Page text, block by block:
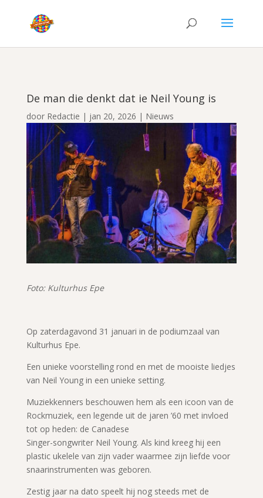
De man die denkt dat ie Neil Young is
door Redactie | jan 20, 2026 | Nieuws
Foto: Kulturhus Epe
Op zaterdagavond 31 januari in de podiumzaal van
Kulturhus Epe.
Een unieke voorstelling rond en met de mooiste liedjes
van Neil Young in een unieke setting.
Muziekkenners beschouwen hem als een icoon van de
Rockmuziek, een legende uit de jaren ’60 met invloed
tot op heden: de Canadese
Singer-songwriter Neil Young. Als kind kreeg hij een
plastic ukelele van zijn vader waarmee zijn liefde voor
snaarinstrumenten was geboren.
Zestig jaar na dato speelt hij nog steeds met de